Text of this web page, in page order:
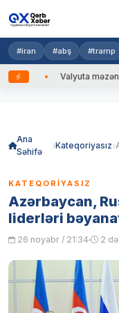
#iran #abş #tramp
Valyuta məzənnəsi
Ana
Səhifə
Kateqoriyasız
KATEQORIYASIZ
Azərbaycan,
liderləri
26 noyabr / 21:34 2